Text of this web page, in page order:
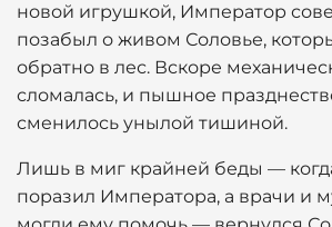
новой игрушкой, Император
позабыл о живом Соловье,
обратно в лес. Вскоре
сломалась, и пышное
сменилось унылой тишиной.
Лишь в миг крайней беды —
поразил Императора, а врачи и